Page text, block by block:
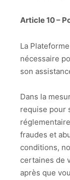
Article 10 –
La
nécessaire
son
Dans la
requise pour
fraudes et
conditions,
certaines de
après que